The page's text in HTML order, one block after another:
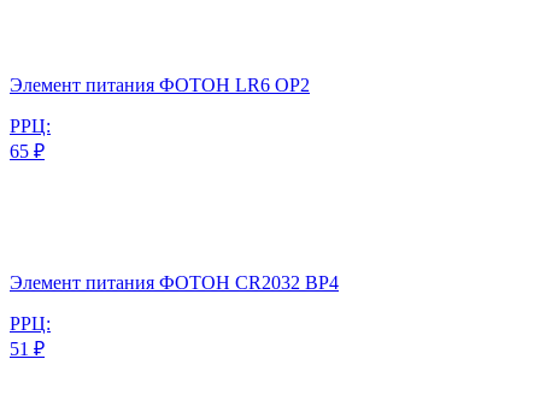
Элемент питания ФОТОН LR6 ОP2
РРЦ:
65 ₽
Элемент питания ФОТОН CR2032 BP4
РРЦ:
51 ₽